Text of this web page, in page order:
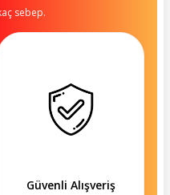
sebep.
Güvenli Alışveriş